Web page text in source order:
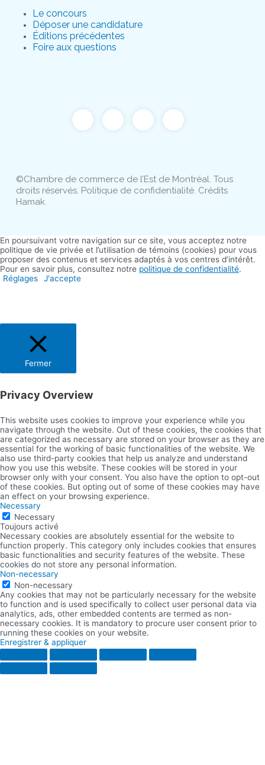
Le concours
Déposer une candidature
Éditions précédentes
Foire aux questions
©Chambre de commerce de l’Est de Montréal. Tous
droits réservés. Politique de confidentialité. Crédits
Hamak.
En poursuivant votre navigation sur ce site, vous acceptez notre
politique de vie privée et l’utilisation de témoins (cookies) pour vous
proposer des contenus et services adaptés à vos centres d’intérêt.
Pour en savoir plus, consultez notre politique de confidentialité.
Réglages
J'accepte
Fermer
Privacy Overview
This website uses cookies to improve your experience while you
navigate through the website. Out of these cookies, the cookies that
are categorized as necessary are stored on your browser as they are
essential for the working of basic functionalities of the website. We
also use third-party cookies that help us analyze and understand
how you use this website. These cookies will be stored in your
browser only with your consent. You also have the option to opt-out
of these cookies. But opting out of some of these cookies may have
an effect on your browsing experience.
Necessary
Necessary
Toujours activé
Necessary cookies are absolutely essential for the website to
function properly. This category only includes cookies that ensures
basic functionalities and security features of the website. These
cookies do not store any personal information.
Non-necessary
Non-necessary
Any cookies that may not be particularly necessary for the website
to function and is used specifically to collect user personal data via
analytics, ads, other embedded contents are termed as non-
necessary cookies. It is mandatory to procure user consent prior to
running these cookies on your website.
Enregistrer & appliquer